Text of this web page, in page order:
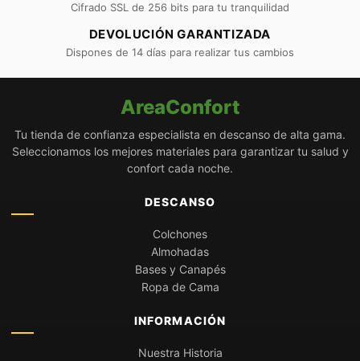
Cifrado SSL de 256 bits para tu tranquilidad
DEVOLUCIÓN GARANTIZADA
Dispones de 14 días para realizar tus cambios
AreaConfort
Tu tienda de confianza especialista en descanso de alta gama.
Seleccionamos los mejores materiales para garantizar tu salud y
confort cada noche.
DESCANSO
Colchones
Almohadas
Bases y Canapés
Ropa de Cama
INFORMACIÓN
Nuestra Historia